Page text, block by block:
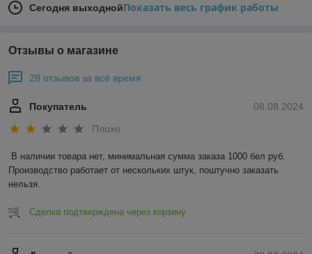
Сегодня выходнойПоказать весь график работы
Отзывы о магазине
28 отзывов за всё время
08.08.2024
Покупатель
Плохо
В наличии товара нет, минимальная сумма заказа 1000 бел руб.
Производство работает от нескольких штук, поштучно заказать
нельзя.
Сделка подтверждена через корзину